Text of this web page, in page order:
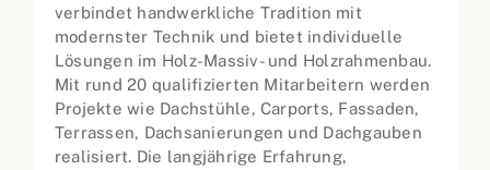
verbindet handwerkliche Tradition mit
modernster Technik und bietet individuelle
Lösungen im Holz-Massiv- und Holzrahmenbau.
Mit rund 20 qualifizierten Mitarbeitern werden
Projekte wie Dachstühle, Carports, Fassaden,
Terrassen, Dachsanierungen und Dachgauben
realisiert. Die langjährige Erfahrung,